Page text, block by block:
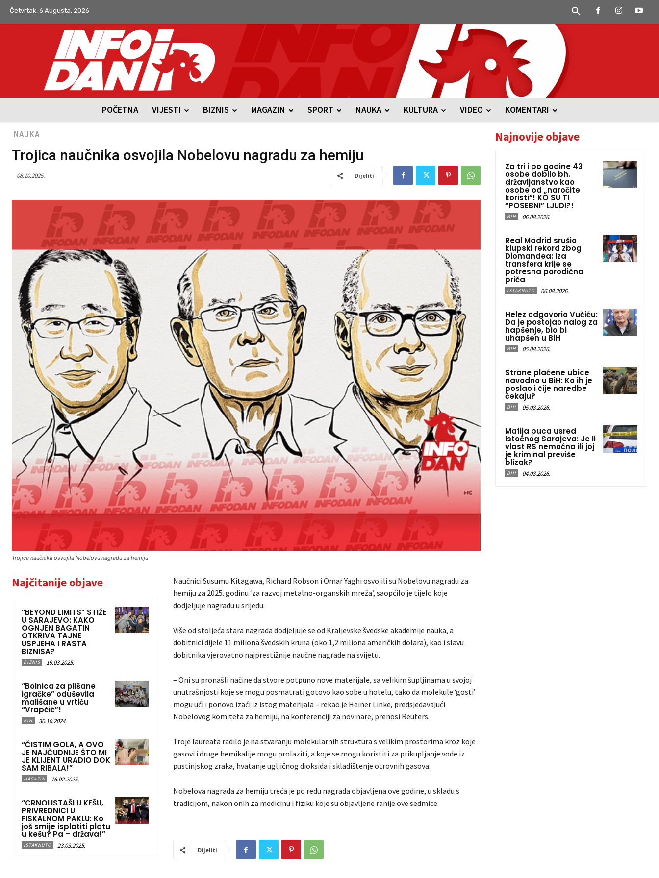
Četvrtak, 6 Augusta, 2026
POČETNA VIJESTI BIZNIS MAGAZIN SPORT NAUKA KULTURA VIDEO KOMENTARI
NAUKA
Trojica naučnika osvojila Nobelovu nagradu za hemiju
08.10.2025. Dijeliti
Trojica naučnika osvojila Nobelovu nagradu za hemiju
Najčitanije objave
“BEYOND LIMITS” STIŽE
U SARAJEVO: KAKO
OGNJEN BAGATIN
OTKRIVA TAJNE
USPJEHA I RASTA
BIZNISA?
BIZNIS 19.03.2025.
“Bolnica za plišane
igračke” oduševila
mališane u vrtiću
“Vrapčić”!
BIH 30.10.2024.
“ČISTIM GOLA, A OVO
JE NAJČUDNIJE ŠTO MI
JE KLIJENT URADIO DOK
SAM RIBALA!”
MAGAZIN 16.02.2025.
“CRNOLISTAŠI U KEŠU,
PRIVREDNICI U
FISKALNOM PAKLU: Ko
još smije isplatiti platu
u kešu? Pa – država!”
ISTAKNUTO 23.03.2025.
Naučnici Susumu Kitagawa, Richard Robson i Omar Yaghi osvojili su Nobelovu nagradu za
hemiju za 2025. godinu ‘za razvoj metalno-organskih mreža’, saopćilo je tijelo koje
dodjeljuje nagradu u srijedu.
Više od stoljeća stara nagrada dodjeljuje se od Kraljevske švedske akademije nauka, a
dobitnici dijele 11 miliona švedskih kruna (oko 1,2 miliona američkih dolara), kao i slavu
dobitnika vjerovatno najprestižnije naučne nagrade na svijetu.
– Oni su pronašli načine da stvore potpuno nove materijale, sa velikim šupljinama u svojoj
unutrašnjosti koje se mogu posmatrati gotovo kao sobe u hotelu, tako da molekule ‘gosti’
mogu ući i ponovo izaći iz istog materijala – rekao je Heiner Linke, predsjedavajući
Nobelovog komiteta za hemiju, na konferenciji za novinare, prenosi Reuters.
Troje laureata radilo je na stvaranju molekularnih struktura s velikim prostorima kroz koje
gasovi i druge hemikalije mogu prolaziti, a koje se mogu koristiti za prikupljanje vode iz
pustinjskog zraka, hvatanje ugljičnog dioksida i skladištenje otrovnih gasova.
Nobelova nagrada za hemiju treća je po redu nagrada objavljena ove godine, u skladu s
tradicijom, nakon onih za medicinu i fiziku koje su objavljene ranije ove sedmice.
Dijeliti
Najnovije objave
Za tri i po godine 43
osobe dobilo bh.
državljanstvo kao
osobe od „naročite
koristi“! KO SU TI
“POSEBNI” LJUDI?!
BIH 06.08.2026.
Real Madrid srušio
klupski rekord zbog
Diomandea: Iza
transfera krije se
potresna porodična
priča
ISTAKNUTO 06.08.2026.
Helez odgovorio Vučiću:
Da je postojao nalog za
hapšenje, bio bi
uhapšen u BiH
BIH 05.08.2026.
Strane plaćene ubice
navodno u BiH: Ko ih je
poslao i čije naredbe
čekaju?
BIH 05.08.2026.
Mafija puca usred
Istočnog Sarajeva: Je li
vlast RS nemoćna ili joj
je kriminal previše
blizak?
BIH 04.08.2026.